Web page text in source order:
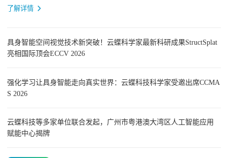
了解详情
具身智能空间视觉技术新突破！云蝶科学家最新科研成果StructSplat
亮相国际顶会ECCV 2026
强化学习让具身智能走向真实世界：云蝶科技科学家受邀出席CCMA
S 2026
云蝶科技等多家单位联合发起，广州市粤港澳大湾区人工智能应用
赋能中心揭牌